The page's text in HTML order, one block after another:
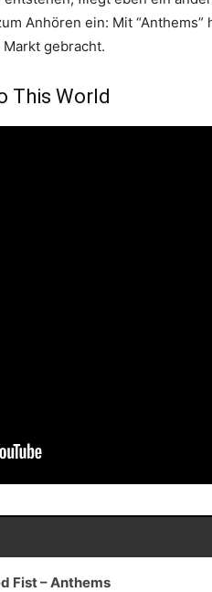
Anhören ein: Mit “Anthems”
gebracht.
This World
Fist – Anthems